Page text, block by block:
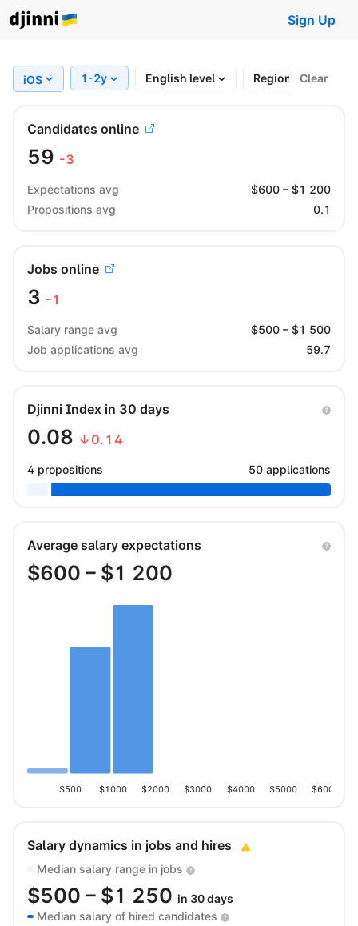
Sign Up
iOS 1-2y English level Region Clear
Candidates online
59 -3
Expectations avg $600 – $1 200
Propositions avg
0.1
Jobs online
3 -1
Salary range avg $500 – $1 500
Job applications avg
59.7
Djinni Index in 30 days
0.08 ↓0.14
4 propositions 50 applications
Average salary expectations
$600 – $1 200
$500 $1000 $2000 $3000 $4000 $5000 $6000
Salary dynamics in jobs and hires
Median salary range in jobs
$500 – $1 250 in 30 days
Median salary of hired candidates